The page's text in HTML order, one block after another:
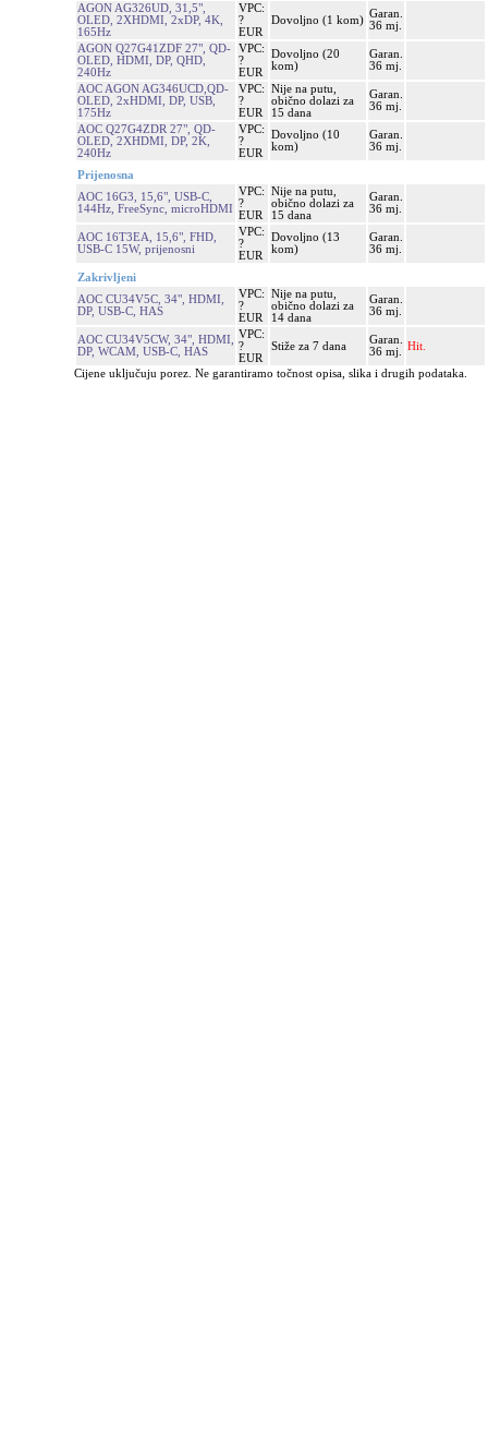
AGON AG326UD, 31,5",
OLED, 2XHDMI, 2xDP, 4K,
165Hz
VPC:
?
EUR
Dovoljno (1 kom)
Garan.
36 mj.
AGON Q27G41ZDF 27", QD-
OLED, HDMI, DP, QHD,
240Hz
VPC:
?
EUR
Dovoljno (20
kom)
Garan.
36 mj.
AOC AGON AG346UCD,QD-
OLED, 2xHDMI, DP, USB,
175Hz
VPC:
?
EUR
Nije na putu,
obično dolazi za
15 dana
Garan.
36 mj.
AOC Q27G4ZDR 27", QD-
OLED, 2XHDMI, DP, 2K,
240Hz
VPC:
?
EUR
Dovoljno (10
kom)
Garan.
36 mj.
Prijenosna
AOC 16G3, 15,6", USB-C,
144Hz, FreeSync, microHDMI
VPC:
?
EUR
Nije na putu,
obično dolazi za
15 dana
Garan.
36 mj.
AOC 16T3EA, 15,6", FHD,
USB-C 15W, prijenosni
VPC:
?
EUR
Dovoljno (13
kom)
Garan.
36 mj.
Zakrivljeni
AOC CU34V5C, 34", HDMI,
DP, USB-C, HAS
VPC:
?
EUR
Nije na putu,
obično dolazi za
14 dana
Garan.
36 mj.
AOC CU34V5CW, 34", HDMI,
DP, WCAM, USB-C, HAS
VPC:
?
EUR
Stiže za 7 dana
Garan.
36 mj.
Hit.
Cijene uključuju porez. Ne garantiramo točnost opisa, slika i drugih podataka.